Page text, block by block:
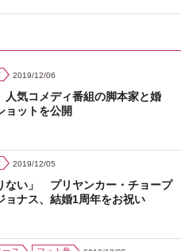
2019/12/06
人気コメディ番組の脚本家と婚
ットを公開
2019/12/05
ない」 プリヤンカー・チョープ
ョナス、結婚1周年をお祝い